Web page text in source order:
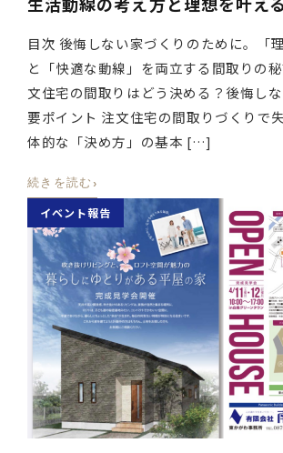
目次 後悔しない家づくりのために。「
と「快適な動線」を両立する間取りの
文住宅の間取りはどう決める？後悔し
要ポイント 注文住宅の間取りづくりで
体的な「決め方」の基本 […]
続きを読む ›
イベント報告